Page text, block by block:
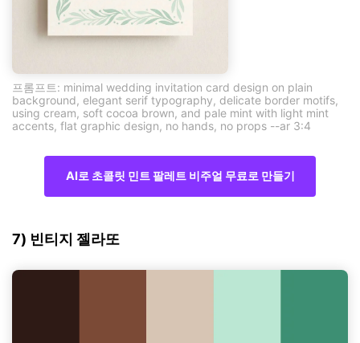
프롬프트: minimal wedding invitation card design on plain
background, elegant serif typography, delicate border motifs,
using cream, soft cocoa brown, and pale mint with light mint
accents, flat graphic design, no hands, no props --ar 3:4
AI로 초콜릿 민트 팔레트 비주얼 무료로 만들기
7) 빈티지 젤라또